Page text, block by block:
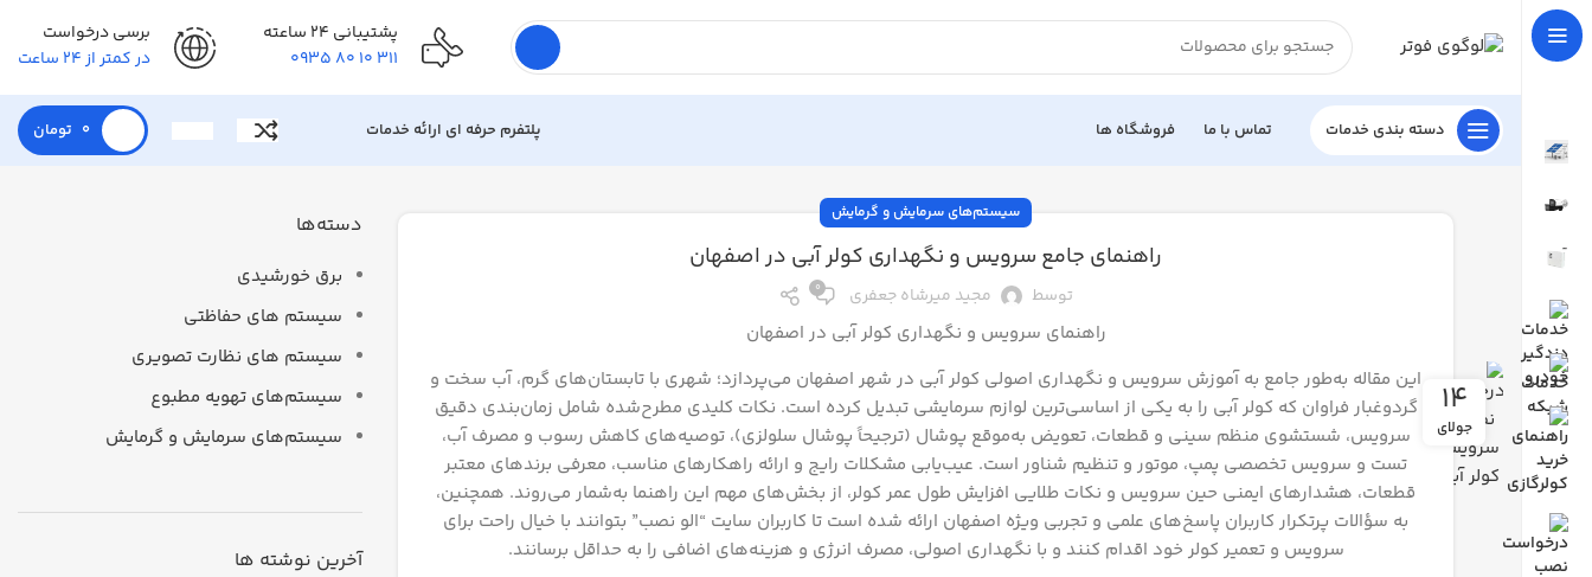
پشتیبانی 24 ساعته
311 10 80 0935
برسی درخواست
در کمتر از 24 ساعت
دسته بندی خدمات تماس با ما فروشگاه ها پلتفرم حرفه ای ارائه خدمات 0 تومان
14
جولای
سیستم‌های سرمایش و گرمایش
راهنمای جامع سرویس و نگهداری کولر آبی در اصفهان
توسط مجید میرشاه جعفری 0
راهنمای سرویس و نگهداری کولر آبی در اصفهان
این مقاله به‌طور جامع به آموزش سرویس و نگهداری اصولی کولر آبی در شهر اصفهان می‌پردازد؛ شهری با تابستان‌های گرم، آب سخت و
گردوغبار‌ فراوان که کولر آبی را به یکی از اساسی‌ترین لوازم سرمایشی تبدیل کرده است. نکات کلیدی مطرح‌شده شامل زمان‌بندی دقیق
سرویس، شستشوی منظم سینی و قطعات، تعویض به‌موقع پوشال (ترجیحاً پوشال سلولزی)، توصیه‌های کاهش رسوب و مصرف آب،
تست و سرویس تخصصی پمپ، موتور و تنظیم شناور است. عیب‌یابی مشکلات رایج و ارائه راهکارهای مناسب، معرفی برندهای معتبر
قطعات، هشدارهای ایمنی حین سرویس و نکات طلایی افزایش طول عمر کولر، از بخش‌های مهم این راهنما به‌شمار می‌روند. همچنین،
به سؤالات پرتکرار کاربران پاسخ‌های علمی و تجربی ویژه اصفهان ارائه شده است تا کاربران سایت “الو نصب” بتوانند با خیال راحت برای
سرویس و تعمیر کولر خود اقدام کنند و با نگهداری اصولی، مصرف انرژی و هزینه‌های اضافی را به حداقل برسانند.
دسته‌ها
برق خورشیدی
سیستم های حفاظتی
سیستم های نظارت تصویری
سیستم‌های تهویه مطبوع
سیستم‌های سرمایش و گرمایش
آخرین نوشته ها